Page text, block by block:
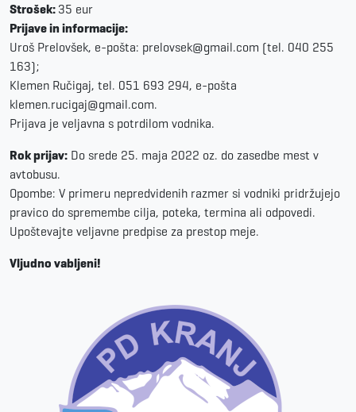
Strošek: 35 eur
Prijave in informacije:
Uroš Prelovšek, e-pošta: prelovsek@gmail.com (tel. 040 255
163);
Klemen Ručigaj, tel. 051 693 294, e-pošta
klemen.rucigaj@gmail.com.
Prijava je veljavna s potrdilom vodnika.
Rok prijav: Do srede 25. maja 2022 oz. do zasedbe mest v
avtobusu.
Opombe: V primeru nepredvidenih razmer si vodniki pridržujejo
pravico do spremembe cilja, poteka, termina ali odpovedi.
Upoštevajte veljavne predpise za prestop meje.
Vljudno vabljeni!